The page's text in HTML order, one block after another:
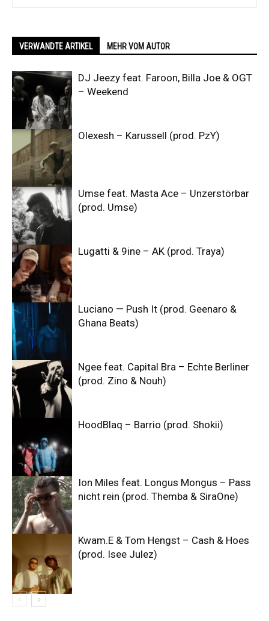
VERWANDTE ARTIKEL MEHR VOM AUTOR
DJ Jeezy feat. Faroon, Billa Joe & OGT
– Weekend
Olexesh – Karussell (prod. PzY)
Umse feat. Masta Ace – Unzerstörbar
(prod. Umse)
Lugatti & 9ine – AK (prod. Traya)
Luciano — Push It (prod. Geenaro &
Ghana Beats)
Ngee feat. Capital Bra – Echte Berliner
(prod. Zino & Nouh)
HoodBlaq – Barrio (prod. Shokii)
Ion Miles feat. Longus Mongus – Pass
nicht rein (prod. Themba & SiraOne)
Kwam.E & Tom Hengst – Cash & Hoes
(prod. Isee Julez)